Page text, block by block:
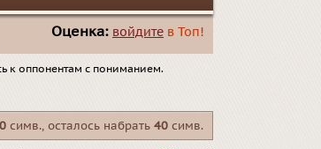
Оценка: войдите в Топ!
к оппонентам с пониманием.
симв., осталось набрать 40 симв.